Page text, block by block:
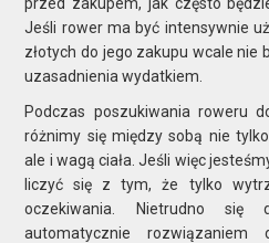
Jeśli rower ma być intensywnie
złotych do jego zakupu wcale nie
uzasadnienia wydatkiem.
Podczas poszukiwania roweru
różnimy się między sobą nie
ale i wagą ciała. Jeśli więc
liczyć się z tym, że tylko
oczekiwania. Nietrudno
automatycznie